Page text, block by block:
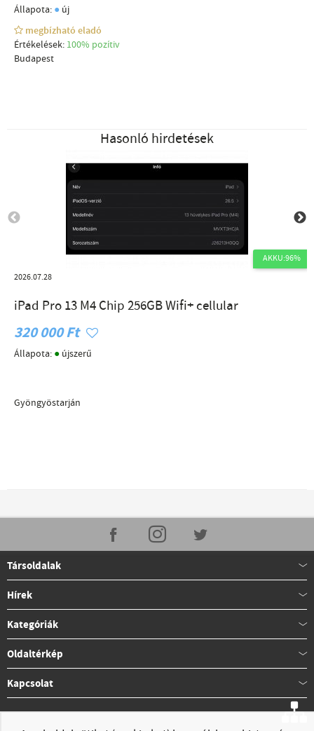
Állapota: ● új
megbízható eladó
Értékelések: 100% pozítiv
Budapest
Hasonló hirdetések
AKKU:96%
2026.07.28
iPad Pro 13 M4 Chip 256GB Wifi+ cellular
320 000 Ft
Állapota: ● újszerű
Gyöngyöstarján
Társoldalak
Hírek
Kategóriák
Oldaltérkép
Kapcsolat